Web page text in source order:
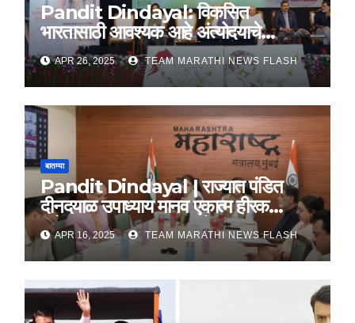
Pandit Dindayal: विकसित
भारतासाठी आवश्यक आहे अंत्योदयाचे
तत्वज्ञान – राज्यपाल सी. पी. राधाकृष्णन
APR 26, 2025 TEAM MARATHI NEWS FLASH
बातम्या
Pandit Dindayal | राज्यात पंडित
दीनदयाळ उपाध्याय मानव एकात्म हीरक
महोत्सव, 22-25 दरम्यान होणार साजरा
APR 16, 2025 TEAM MARATHI NEWS FLASH